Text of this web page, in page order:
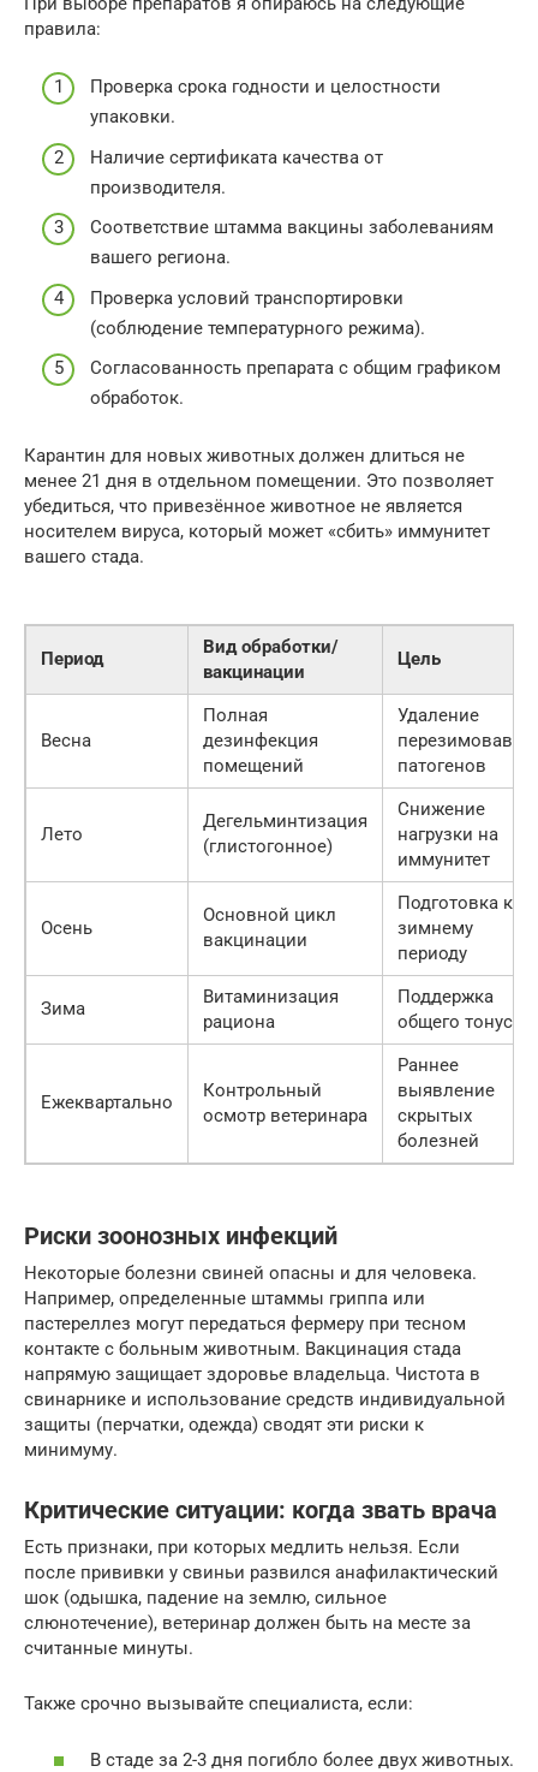
правила:
Проверка срока годности и целостности
упаковки.
Наличие сертификата качества от
производителя.
Соответствие штамма вакцины заболеваниям
вашего региона.
Проверка условий транспортировки
(соблюдение температурного режима).
Согласованность препарата с общим графиком
обработок.
Карантин для новых животных должен длиться не
менее 21 дня в отдельном помещении. Это позволяет
убедиться, что привезённое животное не является
носителем вируса, который может «сбить» иммунитет
вашего стада.
Период
Вид обработки/
вакцинации
Цель
Весна
Полная
дезинфекция
помещений
Удаление
патогенов
Лето
Дегельминтизация
(глистогонное)
Снижение
нагрузки на
иммунитет
Осень
Основной цикл
вакцинации
Подготовка к
зимнему
периоду
Зима
Витаминизация
рациона
Поддержка
общего тонуса
Ежеквартально
Контрольный
осмотр ветеринара
Раннее
выявление
скрытых
болезней
Риски зоонозных инфекций
Некоторые болезни свиней опасны и для человека.
Например, определенные штаммы гриппа или
пастереллез могут передаться фермеру при тесном
контакте с больным животным. Вакцинация стада
напрямую защищает здоровье владельца. Чистота в
свинарнике и использование средств индивидуальной
защиты (перчатки, одежда) сводят эти риски к
минимуму.
Критические ситуации: когда звать врача
Есть признаки, при которых медлить нельзя. Если
после прививки у свиньи развился анафилактический
шок (одышка, падение на землю, сильное
слюнотечение), ветеринар должен быть на месте за
считанные минуты.
Также срочно вызывайте специалиста, если:
В стаде за 2-3 дня погибло более двух животных.